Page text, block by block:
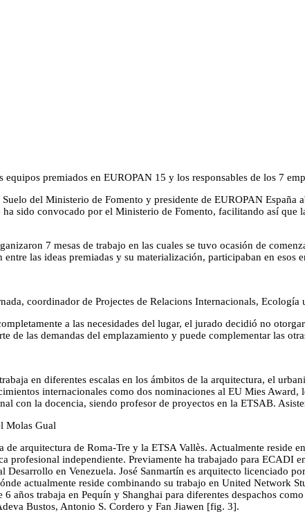
premiados en EUROPAN 15 y los responsables de los 7
del Ministerio de Fomento y presidente de EUROPAN España
sido convocado por el Ministerio de Fomento, facilitando así que
7 mesas de trabajo en las cuales se tuvo ocasión de
las ideas premiadas y su materialización, participaban en esos
coordinador de Projectes de Relacions Internacionals, Ecología
a las necesidades del lugar, el jurado decidió no
de las demandas del emplazamiento y puede complementar las
en diferentes escalas en los ámbitos de la arquitectura, el
internacionales como dos nominaciones al EU Mies
con la docencia, siendo profesor de proyectos en la ETSAB.
Molas Gual
arquitectura de Roma-Tre y la ETSA Vallès. Actualmente reside
independiente. Previamente ha trabajado para ECADI
en Venezuela. José Sanmartín es arquitecto licenciado
actualmente reside combinando su trabajo en United Network
años trabaja en Pequín y Shanghai para diferentes despachos
Bustos, Antonio S. Cordero y Fan Jiawen [fig. 3].